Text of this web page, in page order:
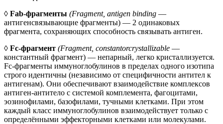
◊ Fab-фрагменты (Fragment, antigen binding —
антигенсвязывающие фрагменты) — 2 одинаковых
фрагмента, сохраняющих способность связывать антиген.
◊ Fc-фрагмент (Fragment, constantorcrystallizable —
константный фрагмент) — непарный, легко кристаллизуется.
Fc-фрагменты иммуноглобулинов в пределах одного изотипа
строго идентичны (независимо от специфичности антител к
антигенам). Они обеспечивают взаимодействие комплексов
антиген-антитело с системой комплемента, фагоцитами,
эозинофилами, базофилами, тучными клетками. При этом
каждый класс иммуноглобулинов взаимодействует только с
определёнными эффекторными клетками или молекулами.